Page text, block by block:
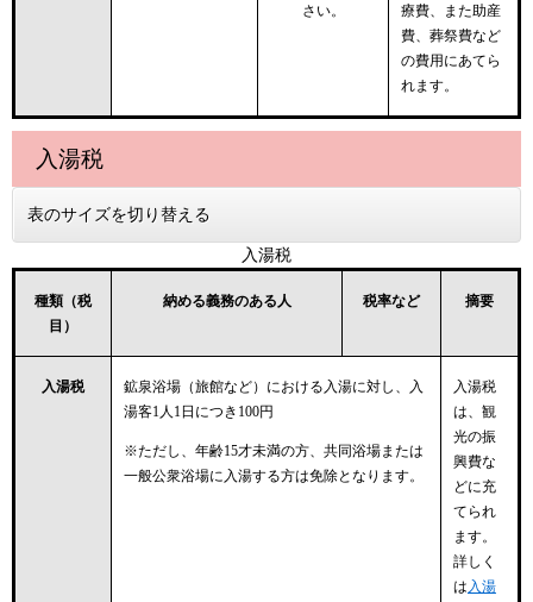
さい。
療費、また助産
費、葬祭費など
の費用にあてら
れます。
入湯税
表のサイズを切り替える
入湯税
種類（税
目）
納める義務のある人 税率など 摘要
入湯税
鉱泉浴場（旅館など）における入湯に対し、入
湯客1人1日につき100円
※ただし、年齢15才未満の方、共同浴場または
一般公衆浴場に入湯する方は免除となります。
入湯税
は、観
光の振
興費な
どに充
てられ
ます。
詳しく
は 入湯